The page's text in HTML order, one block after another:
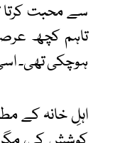
سے محبت کرتا
تاہم کچھ
ہوچکی تھی۔
اہلِ خانہ کے